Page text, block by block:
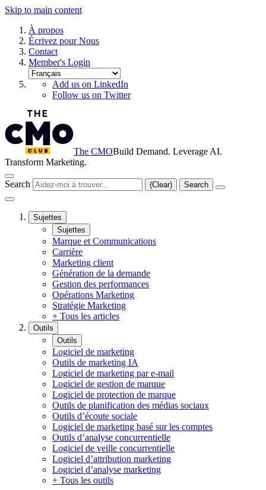
Skip to main content
À propos
Écrivez pour Nous
Contact
Member's Login
Add us on LinkedIn
Follow us on Twitter
The CMOBuild Demand. Leverage AI.
Transform Marketing.
Search (Clear) Search
Sujettes
Sujettes
Marque et Communications
Carrière
Marketing client
Génération de la demande
Gestion des performances
Opérations Marketing
Stratégie Marketing
+ Tous les articles
Outils
Outils
Logiciel de marketing
Outils de marketing IA
Logiciel de marketing par e-mail
Logiciel de gestion de marque
Logiciel de protection de marque
Outils de planification des médias sociaux
Outils d’écoute sociale
Logiciel de marketing basé sur les comptes
Outils d’analyse concurrentielle
Logiciel de veille concurrentielle
Logiciel d’attribution marketing
Logiciel d’analyse marketing
+ Tous les outils